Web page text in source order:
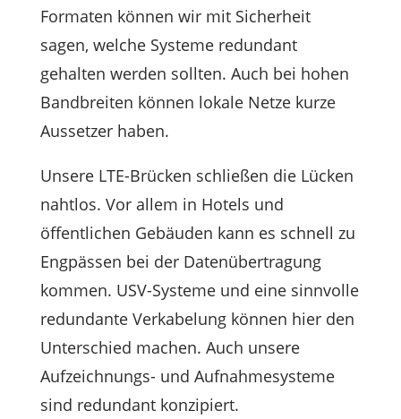
Formaten können wir mit Sicherheit
sagen, welche Systeme redundant
gehalten werden sollten. Auch bei hohen
Bandbreiten können lokale Netze kurze
Aussetzer haben.
Unsere LTE-Brücken schließen die Lücken
nahtlos. Vor allem in Hotels und
öffentlichen Gebäuden kann es schnell zu
Engpässen bei der Datenübertragung
kommen. USV-Systeme und eine sinnvolle
redundante Verkabelung können hier den
Unterschied machen. Auch unsere
Aufzeichnungs- und Aufnahmesysteme
sind redundant konzipiert.